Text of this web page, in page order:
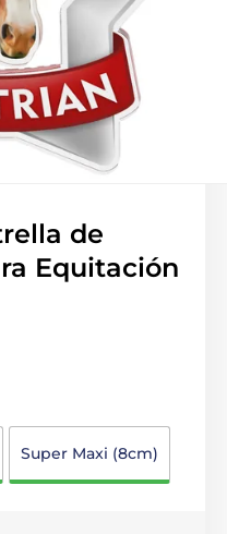
de
Equitación
Super Maxi (8cm)